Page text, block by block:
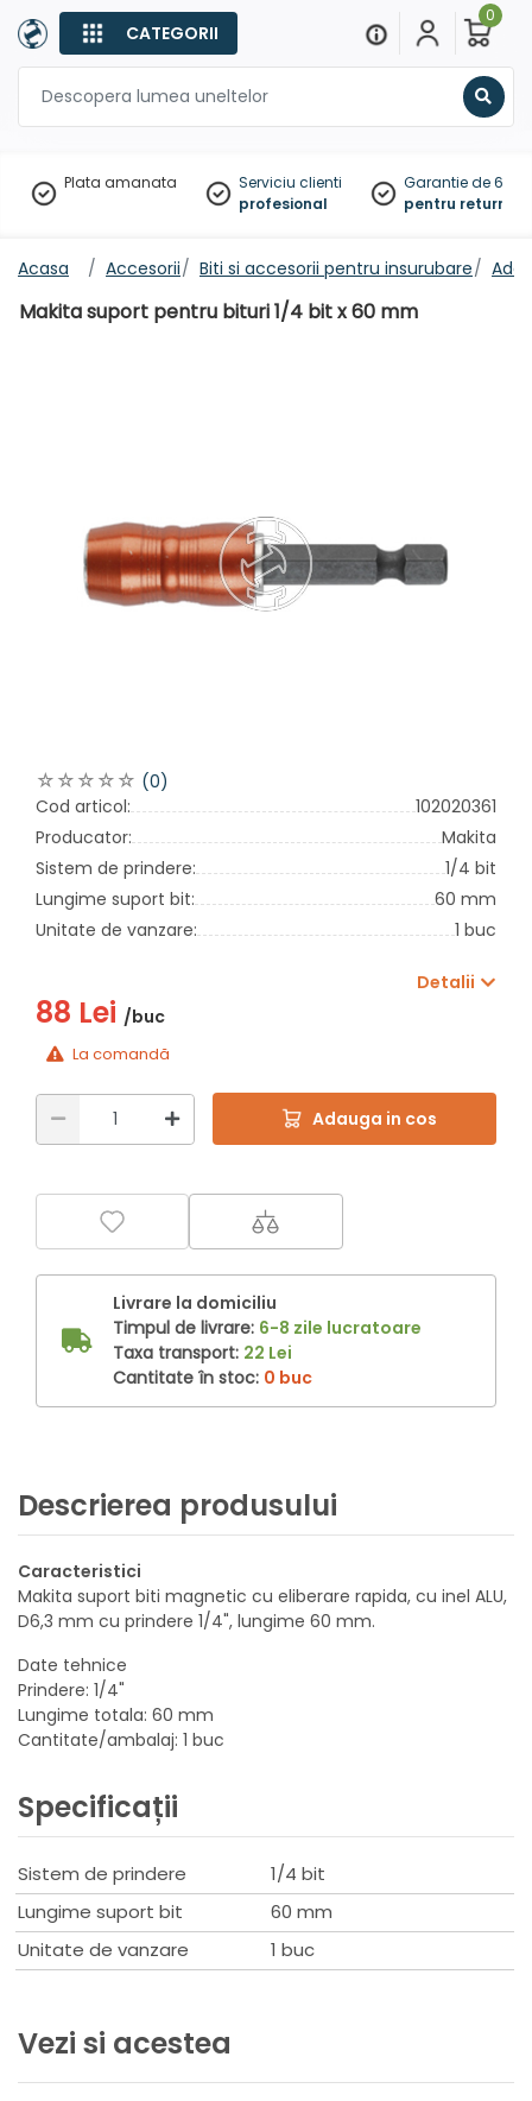
CATEGORII
0
Plata amanata
Serviciu clienti
profesional
Garantie de 60
pentru
Acasa Accesorii Biti si accesorii pentru insurubare
Makita suport pentru bituri 1/4 bit x 60 mm
(0)
Cod articol:
102020361
Producator:
Makita
Sistem de prindere:
1/4 bit
Lungime suport bit:
60 mm
Unitate de vanzare:
1 buc
Detalii
88 Lei /buc
La comandă
Adauga in cos
Livrare la domiciliu
Timpul de livrare: 6-8 zile lucratoare
Taxa transport: 22 Lei
Cantitate în stoc: 0 buc
Descrierea produsului
Caracteristici
Makita suport biti magnetic cu eliberare rapida, cu inel ALU,
D6,3 mm cu prindere 1/4", lungime 60 mm.
Date tehnice
Prindere: 1/4"
Lungime totala: 60 mm
Cantitate/ambalaj: 1 buc
Specificații
Sistem de prindere
1/4 bit
Lungime suport bit
60 mm
Unitate de vanzare
1 buc
Vezi si acestea